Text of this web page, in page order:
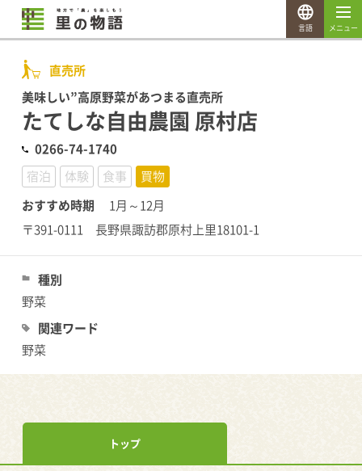
直売所
美味しい”高原野菜があつまる直売所
たてしな自由農園 原村店
0266-74-1740
宿泊
体験 食事
買物
おすすめ時期
1月～12月
〒391-0111 長野県諏訪郡原村上里18101-1
種別
野菜
関連ワード
野菜
トップ
メニュー
言語